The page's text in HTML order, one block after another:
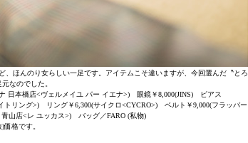
ほんのり女らしい一足です。アイテムこそ違いますが、今回選んだ〝とろ
なのでした。
日本橋店<ヴェルメイユ パー イエナ>) 眼鏡￥8,000(JINS) ピアス
トリング>) リング￥6,300(サイクロ<CYCRO>) ベルト￥9,000(フラッパー
山店<レ ユッカス>) バッグ／FARO (私物)
格です。